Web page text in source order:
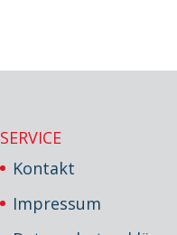
SERVICE
Kontakt
Impressum